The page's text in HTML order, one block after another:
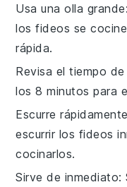
Usa una olla grande
losfideos se
rápida.
Revisa el tiempo
los 8 minutos para
Escurre rápidamente
escurrir los fideos
cocinarlos.
Sirve de inmediato: